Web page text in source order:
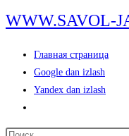
Перейти
к
содержимому
WWW.SAVOL-
Главная страница
Google dan izlash
Yandex dan izlash